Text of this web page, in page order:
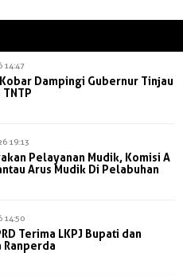
14:47
Dampingi Gubernur Tinjau
19:13
Pelayanan Mudik, Komisi A
Arus Mudik Di Pelabuhan
14:50
Terima LKPJ Bupati dan
Ranperda